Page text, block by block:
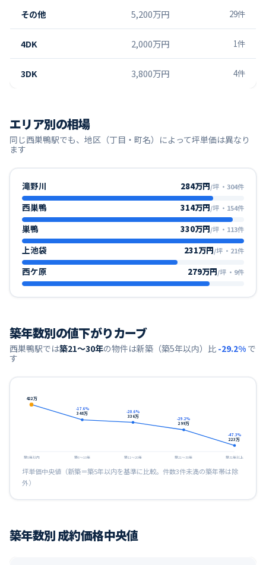
その他 5,200万円 29件
4DK 2,000万円 1件
3DK 3,800万円 4件
エリア別の相場
同じ西巣鴨駅でも、地区（丁目・町名）によって坪単価は異なり
ます
滝野川 284万円/坪 ・ 304件
西巣鴨 314万円/坪 ・ 154件
巣鴨 330万円/坪 ・ 113件
上池袋 231万円/坪 ・ 21件
西ケ原 279万円/坪 ・ 9件
築年数別の値下がりカーブ
西巣鴨駅では築21〜30年の物件は新築（築5年以内）比 -29.2% で
す
422万
築5年以内
348万
-17.6%
築6〜10年
336万
-20.6%
築11〜20年
299万
-29.2%
築21〜30年
223万
-47.3%
築31年以上
坪単価中央値（新築＝築5年以内を基準に比較。件数3件未満の築年帯は除
外）
築年数別 成約価格中央値